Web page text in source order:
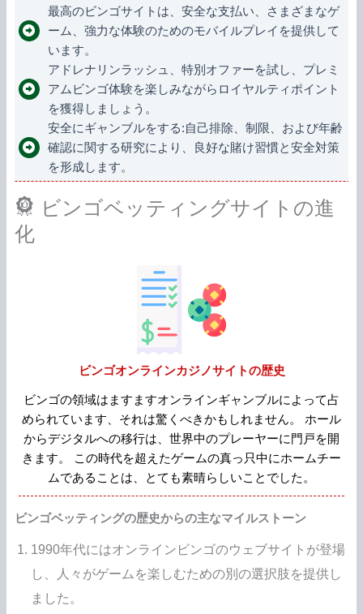
最高のビンゴサイトは、安全な支払い、さまざまなゲ
ーム、強力な体験のためのモバイルプレイを提供して
います。
アドレナリンラッシュ、特別オファーを試し、プレミ
アムビンゴ体験を楽しみながらロイヤルティポイント
を獲得しましょう。
安全にギャンブルをする:自己排除、制限、および年齢
確認に関する研究により、良好な賭け習慣と安全対策
を形成します。
ビンゴベッティングサイトの進
化
ビンゴオンラインカジノサイトの歴史
ビンゴの領域はますますオンラインギャンブルによって占
められています、それは驚くべきかもしれません。 ホール
からデジタルへの移行は、世界中のプレーヤーに門戸を開
きます。 この時代を超えたゲームの真っ只中にホームチー
ムであることは、とても素晴らしいことでした。
ビンゴベッティングの歴史からの主なマイルストーン
1990年代にはオンラインビンゴのウェブサイトが登場
し、人々がゲームを楽しむための別の選択肢を提供し
ました。